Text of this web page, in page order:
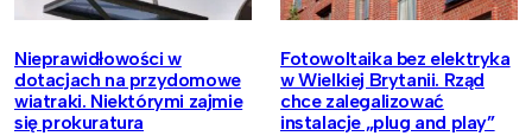
Nieprawidłowości w
dotacjach na przydomowe
wiatraki. Niektórymi zajmie
się prokuratura
Fotowoltaika bez elektryka
w Wielkiej Brytanii. Rząd
chce zalegalizować
instalacje „plug and play”